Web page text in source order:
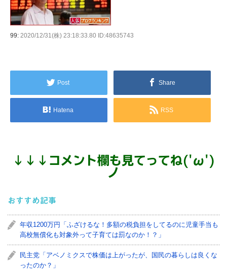
99: 2020/12/31(株) 23:18:33.80 ID:48635743
Post Share
Hatena RSS
↓ ↓ ↓ コメント欄も見てってね('ω')
ノ
おすすめ記事
年収1200万円「ふざけるな！多額の税負担をしてるのに児童手当も
高校無償化も対象外って子育ては罰なのか！？」
民主党「アベノミクスで株価は上がったが、国民の暮らしは良くな
ったのか？」